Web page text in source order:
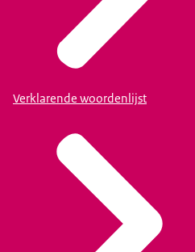
Verklarende woordenlijst